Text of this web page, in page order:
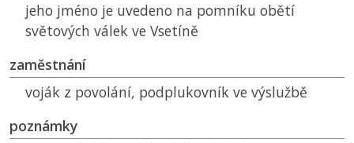
jeho jméno je uvedeno na pomníku obětí
světových válek ve Vsetíně
zaměstnání
voják z povolání, podplukovník ve výslužbě
poznámky